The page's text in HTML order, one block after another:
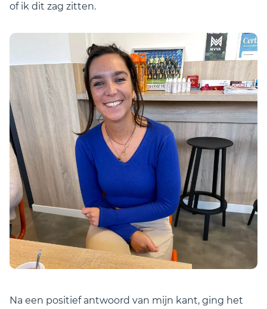
of ik dit zag zitten.
Na een positief antwoord van mijn kant, ging het